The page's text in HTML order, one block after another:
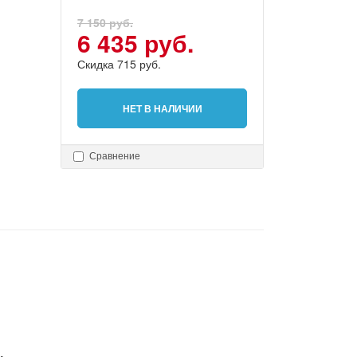
7 150 руб.
6 435 руб.
Скидка 715 руб.
НЕТ В НАЛИЧИИ
Сравнение